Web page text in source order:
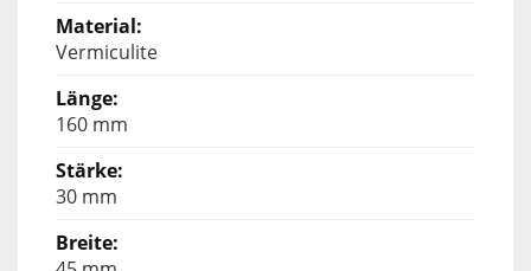
Vermiculite
160 mm
30 mm